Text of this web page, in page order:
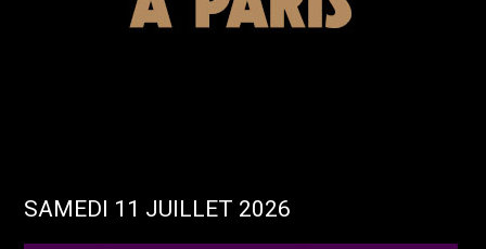
SAMEDI 11 JUILLET 2026